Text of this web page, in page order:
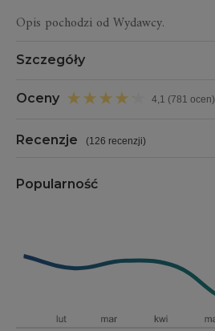
Opis pochodzi od Wydawcy.
Szczegóły
Oceny 4,1 (781 ocen)
Recenzje (126 recenzji)
Popularność